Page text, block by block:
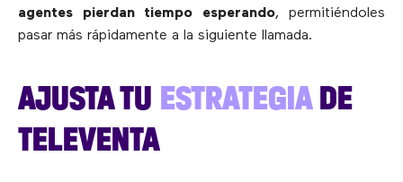
agentes pierdan tiempo esperando, permitiéndoles
pasar más rápidamente a la siguiente llamada.
AJUSTA TU ESTRATEGIADE
TELEVENTA